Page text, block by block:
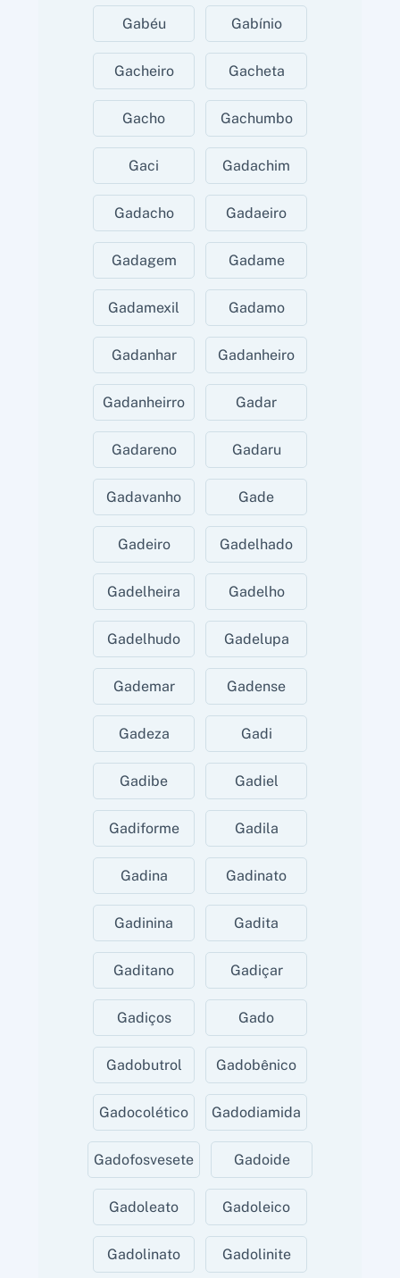
Gabéu Gabínio
Gacheiro Gacheta
Gacho Gachumbo
Gaci Gadachim
Gadacho Gadaeiro
Gadagem Gadame
Gadamexil Gadamo
Gadanhar Gadanheiro
Gadanheirro Gadar
Gadareno Gadaru
Gadavanho Gade
Gadeiro Gadelhado
Gadelheira Gadelho
Gadelhudo Gadelupa
Gademar Gadense
Gadeza Gadi
Gadibe Gadiel
Gadiforme Gadila
Gadina Gadinato
Gadinina Gadita
Gaditano Gadiçar
Gadiços Gado
Gadobutrol Gadobênico
Gadocolético Gadodiamida
Gadofosvesete Gadoide
Gadoleato Gadoleico
Gadolinato Gadolinite